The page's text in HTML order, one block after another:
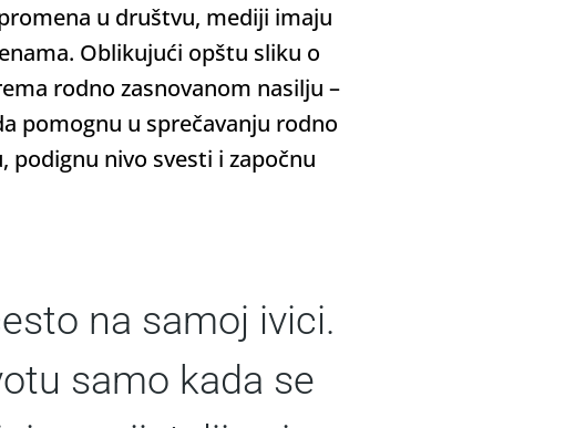
u društvu, mediji imaju
Oblikujući opštu sliku o
rodno zasnovanom nasilju –
pomognu u sprečavanju rodno
podignu nivo svesti i započnu
na samoj ivici.
samo kada se